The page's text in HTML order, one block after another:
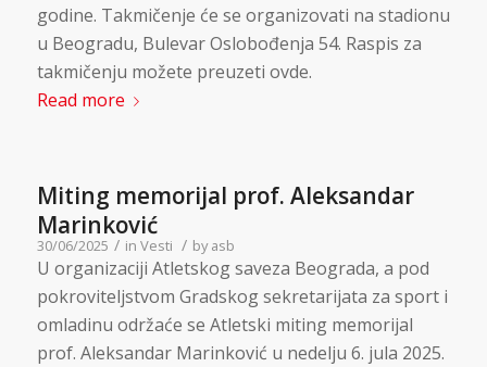
godine. Takmičenje će se organizovati na stadionu
u Beogradu, Bulevar Oslobođenja 54. Raspis za
takmičenju možete preuzeti ovde.
Read more
Miting memorijal prof. Aleksandar
Marinković
30/06/2025 / in Vesti / byasb
U organizaciji Atletskog saveza Beograda, a pod
pokroviteljstvom Gradskog sekretarijata za sport i
omladinu održaće se Atletski miting memorijal
prof. Aleksandar Marinković u nedelju 6. jula 2025.